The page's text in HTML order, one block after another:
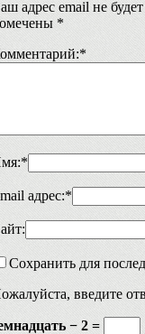
адрес email не
*
*
*
адрес:*
Сохранить для
введите
− 2 =